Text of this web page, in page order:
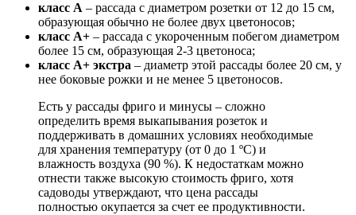
класс А – рассада с диаметром розетки от 12 до 15 см,
образующая обычно не более двух цветоносов;
класс А+ – рассада с укороченным побегом диаметром
более 15 см, образующая 2-3 цветоноса;
класс А+ экстра – диаметр этой рассады более 20 см, у
нее боковые рожки и не менее 5 цветоносов.
Есть у рассады фриго и минусы – сложно
определить время выкапывания розеток и
поддерживать в домашних условиях необходимые
для хранения температуру (от 0 до 1 ºC) и
влажность воздуха (90 %). К недостаткам можно
отнести также высокую стоимость фриго, хотя
садоводы утверждают, что цена рассады
полностью окупается за счет ее продуктивности.